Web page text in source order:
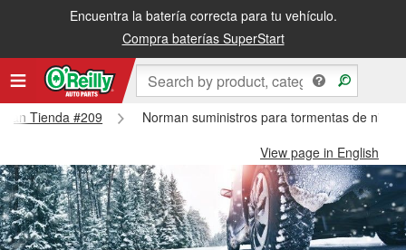
Encuentra la batería correcta para tu vehículo.
Compra baterías SuperStart
Tienda #209
Norman suministros para tormentas de
View page in English